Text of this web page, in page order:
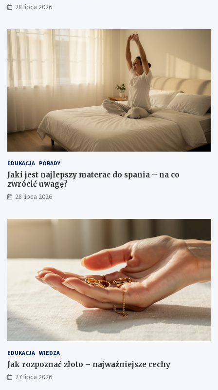
28 lipca 2026
EDUKACJA PORADY
Jaki jest najlepszy materac do spania – na co
zwrócić uwagę?
28 lipca 2026
EDUKACJA WIEDZA
Jak rozpoznać złoto – najważniejsze cechy
27 lipca 2026